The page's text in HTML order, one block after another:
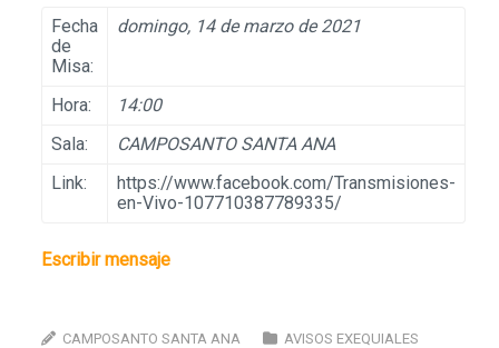
Fecha
de
Misa:
domingo, 14 de marzo de 2021
Hora:
14:00
Sala:
CAMPOSANTO SANTA ANA
Link:
https://www.facebook.com/Transmisiones-
en-Vivo-107710387789335/
Escribir mensaje
CAMPOSANTO SANTA ANA AVISOS EXEQUIALES